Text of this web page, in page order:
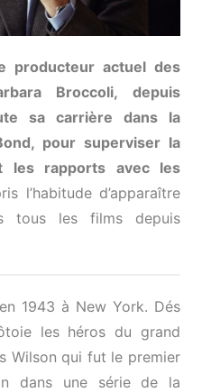
producteur actuel des
Broccoli, depuis
sa carrière dans la
pour superviser la
les rapports avec les
l’habitude d’apparaître
tous les films depuis
1943 à New York. Dés
les héros du grand
Wilson qui fut le premier
dans une série de la